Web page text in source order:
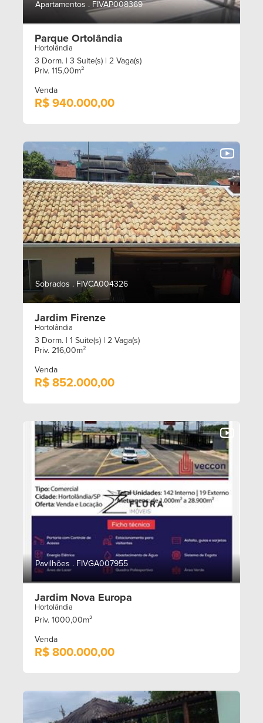
Apartamentos . FIVAP008369
Parque Ortolândia
Hortolândia
3 Dorm. | 3 Suite(s) | 2 Vaga(s)
Priv. 115,00m²
Venda
R$ 940.000,00
Sobrados . FIVCA004326
Jardim Firenze
Hortolândia
3 Dorm. | 1 Suite(s) | 2 Vaga(s)
Priv. 216,00m²
Venda
R$ 852.000,00
Pavilhões . FIVGA007955
Jardim Nova Europa
Hortolândia
Priv. 1000,00m²
Venda
R$ 800.000,00